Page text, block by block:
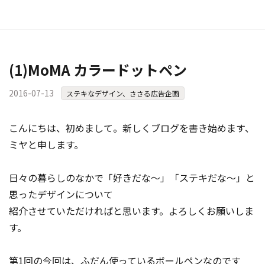
(1)MoMA カラードットペン
2016-07-13 ステキなデザイン、ささる広告企画
こんにちは、初めまして。新しくブログを書き始めます、
ミヤと申します。
日々の暮らしのなかで「好きだな～」「ステキだな～」と
思ったデザインについて
紹介させていただければと思います。よろしくお願いしま
す。
第1回の今回は、ふだん使っているボールペンなのです